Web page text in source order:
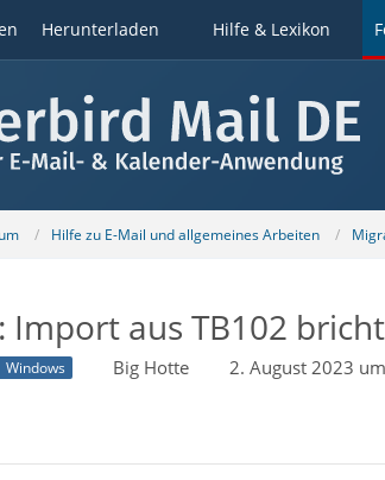
Herunterladen Hilfe & Lexikon
Hilfe zu E-Mail und allgemeines Arbeiten
Import aus TB102
Windows Big Hotte 2. August 2023